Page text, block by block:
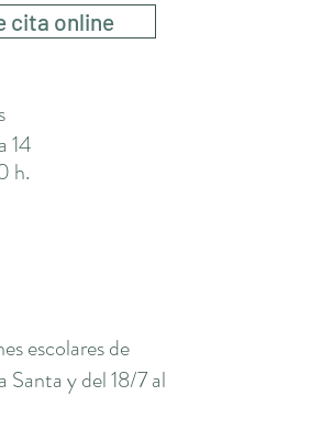
cita online
14
h.
escolares de
Santa y del 18/7 al